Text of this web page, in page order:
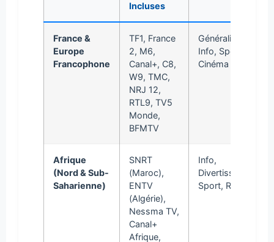
Incluses
France &
Europe
Francophone
TF1, France
2, M6,
Canal+, C8,
W9, TMC,
NRJ 12,
RTL9, TV5
Monde,
BFMTV
Généralistes,
Info, Sport,
Cinéma
Afrique
(Nord & Sub-
Saharienne)
SNRT
(Maroc),
ENTV
(Algérie),
Nessma TV,
Canal+
Afrique,
Info,
Divertissement,
Sport, Religion